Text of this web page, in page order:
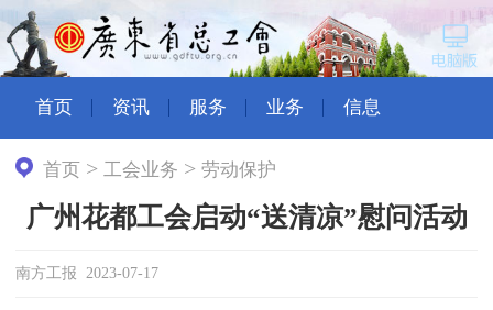
首页 资讯 服务 业务 信息
首页 > 工会业务 >劳动保护
广州花都工会启动“送清凉”慰问活动
南方工报 2023-07-17